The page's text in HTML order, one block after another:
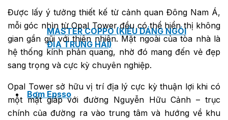
MASTER COPPO (KIỂU DÁNG NGÓI
ĐỊA TRUNG HẢI)
Bơm Epsso
Được lấy ý tưởng thiết kế từ cảnh quan Đông Nam Á,
mỗi góc nhìn từ Opal Tower đều có thể hiển thị không
gian gần gũi với thiên nhiên. Mặt ngoài của tòa nhà là
hệ thống kính phản quang, nhờ đó mang đến vẻ đẹp
sang trọng và cực kỳ chuyên nghiệp.
Opal Tower sở hữu vị trí địa lý cực kỳ thuận lợi khi có
một mặt giáp với đường Nguyễn Hữu Cảnh – trục
chính của đường ra vào trung tâm và hướng về khu